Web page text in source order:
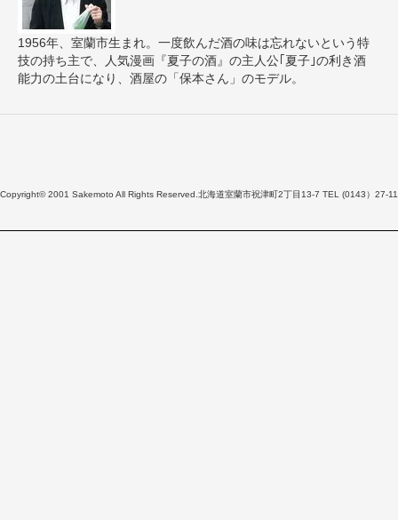
1956年、室蘭市生まれ。一度飲んだ酒の味は忘れないという特
技の持ち主で、人気漫画『夏子の酒』の主人公｢夏子｣の利き酒
能力の土台になり、酒屋の「保本さん」のモデル。
Copyright© 2001 Sakemoto All Rights Reserved.北海道室蘭市祝津町2丁目13-7 TEL (0143）27-